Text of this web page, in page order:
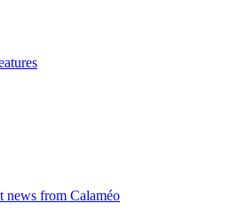
news from Calaméo